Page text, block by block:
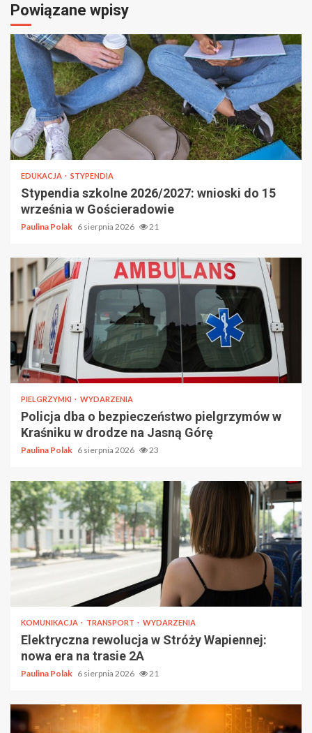
Powiązane wpisy
EDUKACJA STYPENDIA
Stypendia szkolne 2026/2027: wnioski do 15
września w Gościeradowie
Paulina Polak 6 sierpnia 2026 21
PIELGRZYMKI WYDARZENIA
Policja dba o bezpieczeństwo pielgrzymów w
Kraśniku w drodze na Jasną Górę
Paulina Polak 6 sierpnia 2026 23
KOMUNIKACJA TRANSPORT WYDARZENIA
Elektryczna rewolucja w Stróży Wapiennej:
nowa era na trasie 2A
Paulina Polak 6 sierpnia 2026 21